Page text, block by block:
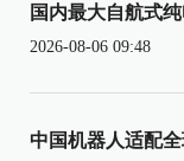
国内最大自航式
2026-08-06 09:48
中国机器人适配